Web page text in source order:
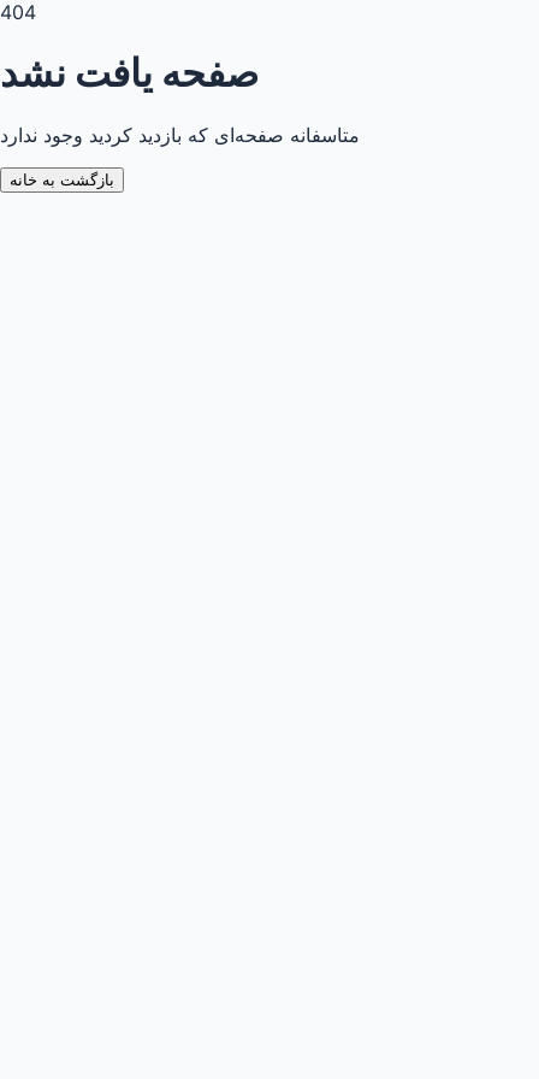
404
صفحه یافت نشد
متاسفانه صفحه‌ای که بازدید کردید وجود ندارد
بازگشت به خانه